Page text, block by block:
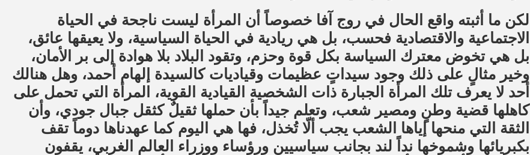
لكن ما أثبته واقع الحال في روج آفا خصوصاً أن المرأة ليست ناجحة في الحياة
الاجتماعية والاقتصادية فحسب، بل هي ريادية في الحياة السياسية، ولا يعيقها عائق،
بل هي تخوض معترك السياسة بكل قوة وحزم، وتقود البلاد بلا هوادة إلى بر الأمان،
وخير مثالٍ على ذلك وجود سيداتٍ عظيمات وقياديات كالسيدة إلهام أحمد، وهل هنالك
أحد لا يعرف تلك المرأة الجبارة ذات الشخصية القيادية القوية، المرأة التي تحمل على
كاهلها قضية وطنٍ ومصير شعب، وتعلم جيداً بأن حملها ثقيلٌ كثقل جبال جودي، وأن
الثقة التي منحها إياها الشعب يجب ألّا تُخذل، فها هي اليوم كما عهدناها دوماً تقف
بكبريائها وشموخها نداً لند بجانب سياسيين ورؤساء ووزراء العالم الغربي، يقفون